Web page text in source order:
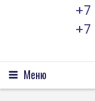
+7
+7
Меню